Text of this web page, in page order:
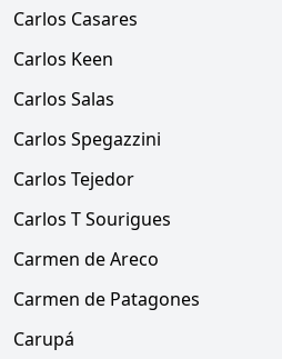
Carlos Casares
Carlos Keen
Carlos Salas
Carlos Spegazzini
Carlos Tejedor
Carlos T Sourigues
Carmen de Areco
Carmen de Patagones
Carupá